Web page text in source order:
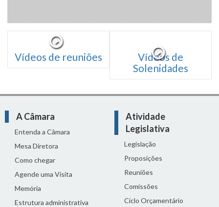
Vídeos de reuniões
Vídeos de
Solenidades
A Câmara
Entenda a Câmara
Mesa Diretora
Como chegar
Agende uma Visita
Memória
Estrutura administrativa
Atividade
Legislativa
Legislação
Proposições
Reuniões
Comissões
Ciclo Orçamentário